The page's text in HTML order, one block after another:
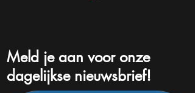
Meld je aan voor onze
dagelijkse nieuwsbrief!